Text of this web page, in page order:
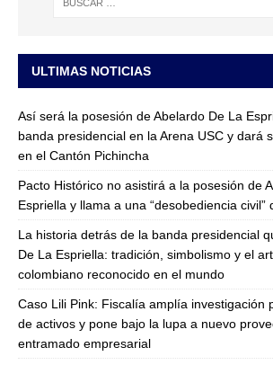
ULTIMAS NOTICIAS
Así será la posesión de Abelardo De La
banda presidencial en la Arena USC y dará
en el Cantón Pichincha
Pacto Histórico no asistirá a la posesión de
Espriella y llama a una “desobediencia civil”
La historia detrás de la banda presidencial
De La Espriella: tradición, simbolismo y el
colombiano reconocido en el mundo
Caso Lili Pink: Fiscalía amplía investigación
de activos y pone bajo la lupa a nuevo
entramado empresarial